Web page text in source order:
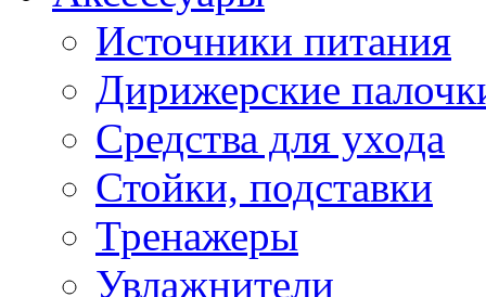
Источники питания
Дирижерские
Средства для ухода
Стойки, подставки
Тренажеры
Увлажнители